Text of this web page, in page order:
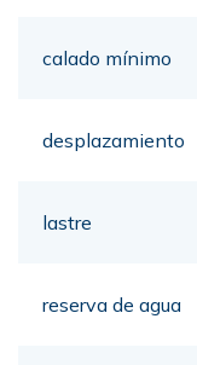
calado mínimo
desplazamiento
lastre
reserva de agua